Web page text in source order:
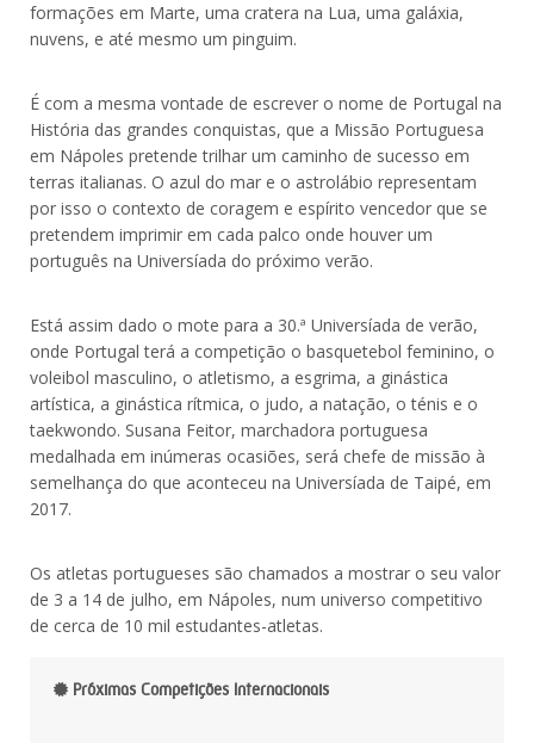
formações em Marte, uma cratera na Lua, uma galáxia,
nuvens, e até mesmo um pinguim.
É com a mesma vontade de escrever o nome de Portugal na
História das grandes conquistas, que a Missão Portuguesa
em Nápoles pretende trilhar um caminho de sucesso em
terras italianas. O azul do mar e o astrolábio representam
por isso o contexto de coragem e espírito vencedor que se
pretendem imprimir em cada palco onde houver um
português na Universíada do próximo verão.
Está assim dado o mote para a 30.ª Universíada de verão,
onde Portugal terá a competição o basquetebol feminino, o
voleibol masculino, o atletismo, a esgrima, a ginástica
artística, a ginástica rítmica, o judo, a natação, o ténis e o
taekwondo. Susana Feitor, marchadora portuguesa
medalhada em inúmeras ocasiões, será chefe de missão à
semelhança do que aconteceu na Universíada de Taipé, em
2017.
Os atletas portugueses são chamados a mostrar o seu valor
de 3 a 14 de julho, em Nápoles, num universo competitivo
de cerca de 10 mil estudantes-atletas.
Próximas Competições Internacionais